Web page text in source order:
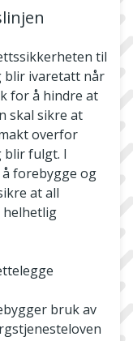
til
blir ivaretatt når
for å hindre at
skal sikre at
overfor
blir fulgt. I
forebygge og
at all
helhetlig
bruk av